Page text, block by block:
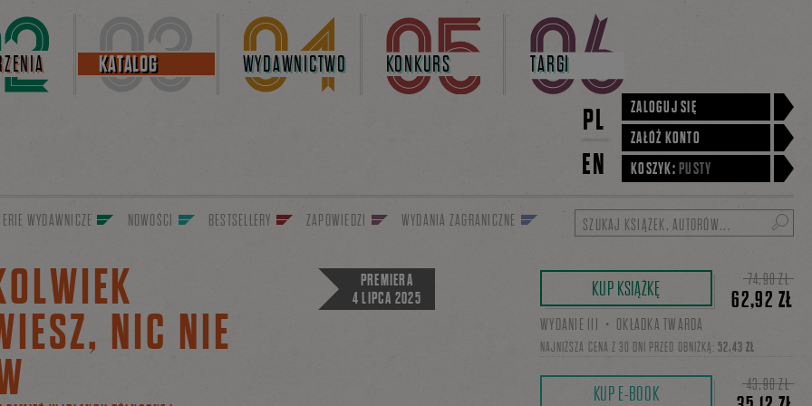
KATALOG WYDAWNICTWO KONKURS TARGI
PL
EN
ZALOGUJ SIĘ
ZAŁÓŻ KONTO
KOSZYK: PUSTY
WYDAWNICZE NOWOŚCI BESTSELLERY ZAPOWIEDZI WYDANIA ZAGRANICZNE
NIC NIE
PREMIERA
4 LIPCA 2025
KUP KSIĄŻKĘ 74,90 ZŁ
62,92 ZŁ
WYDANIE III・OKŁADKA TWARDA
NAJNIŻSZA CENA Z 30 DNI PRZED OBNIŻKĄ: 52,43 ZŁ
KUP E-BOOK 43,90 ZŁ